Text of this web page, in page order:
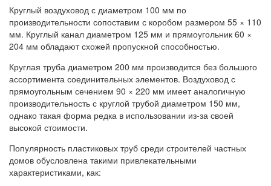
Круглый воздуховод с диаметром 100 мм по
производительности сопоставим с коробом размером 55 × 110
мм. Круглый канал диаметром 125 мм и прямоугольник 60 ×
204 мм обладают схожей пропускной способностью.
Круглая труба диаметром 200 мм производится без большого
ассортимента соединительных элементов. Воздуховод с
прямоугольным сечением 90 × 220 мм имеет аналогичную
производительность с круглой трубой диаметром 150 мм,
однако такая форма редка в использовании из-за своей
высокой стоимости.
Популярность пластиковых труб среди строителей частных
домов обусловлена такими привлекательными
характеристиками, как: